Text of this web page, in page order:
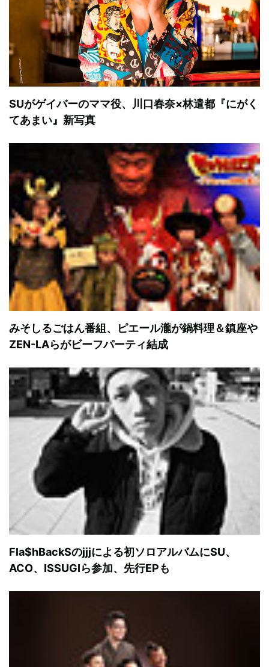
SUがゲイバーのママ役、川口春奈×林遣都『にがく
てあまい』新写真
みそしるごはん番組、ピエール瀧が鍋料理＆鎮座や
ZEN-LAらがビーフパーティ結成
Fla$hBackSのjjjによる初ソロアルバムにSU、
ACO、ISSUGIら参加、先行EPも